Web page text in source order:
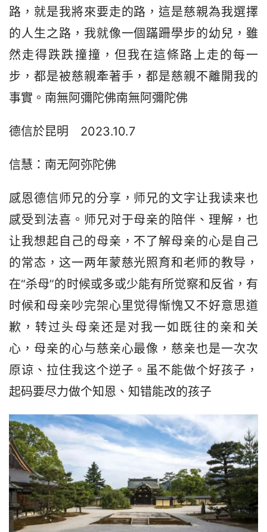
路，就是我將來要走的路，這是慈親為我選擇
的人生之路，我就像一個蹣跚學步的幼兒，雖
然走得跌跌撞撞，但我在這條路上走的每一
步，都是被慈親牽著手，都是慈親不離開我的
事實。南無阿彌陀佛南無阿彌陀佛
德信於昆明　2023.10.7
信慧：南无阿弥陀佛
感恩德信师兄的分享，师兄的文字让我读来也
感受到法喜。师兄对于母亲的陪伴、理解，也
让我想起自己的母亲，不了解母亲的心是自己
的常态，这一两年蒙慈光照育和老师的教导，
在“杀母”的时候或多或少能有所觉察和反省，有
时候和母亲吵完架心里觉得惭愧又不好意思道
歉，转过头母亲还是对我一如既往的亲和关
心，母亲的心与慈亲心最像，慈亲也是一次次
原谅、拉住我这个逆子。虽不能做个好孩子，
起码要尽力做个知恩、知错能改的孩子